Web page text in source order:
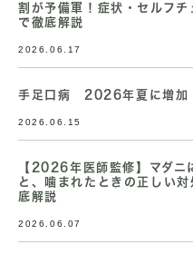
割が予備軍！症状・セルフ
で徹底解説
2026.06.17
手足口病 2026年夏に増加
2026.06.15
【2026年医師監修】マダニ
と、噛まれたときの正しい
底解説
2026.06.07